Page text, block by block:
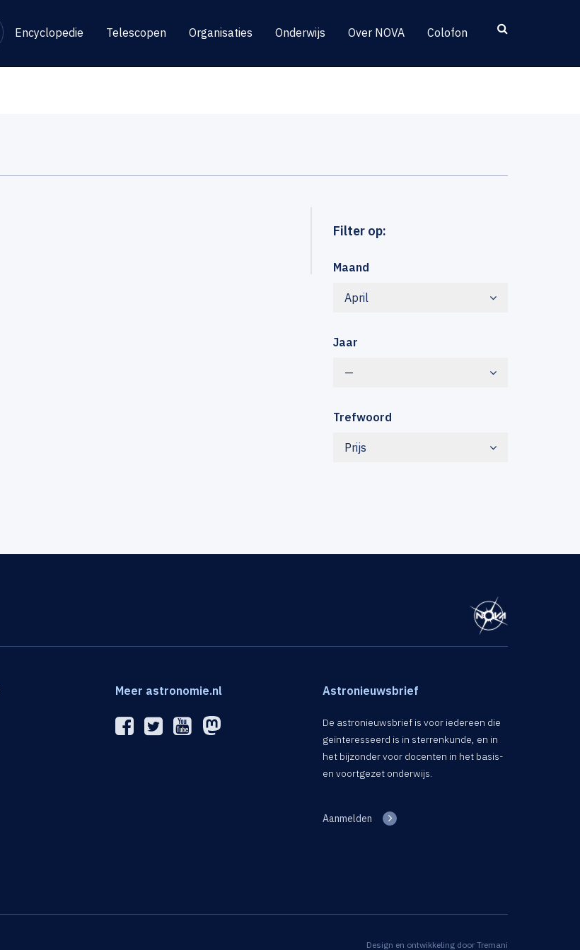
Encyclopedie Telescopen Organisaties Onderwijs Over NOVA Colofon
Filter op:
Maand
April
Jaar
—
Trefwoord
Prijs
Meer astronomie.nl Astronieuwsbrief
De astronieuwsbrief is voor iedereen die
geïnteresseerd is in sterrenkunde, en in
het bijzonder voor docenten in het basis-
en voortgezet onderwijs.
Aanmelden
Design en ontwikkeling door Tremani